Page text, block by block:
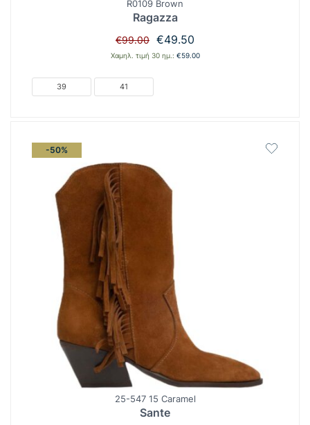
R0109 Brown
Ragazza
€99.00 Original
price
€49.50
τρέχουσα
Χαμηλ. τιμή 30 ημ.: €59.00
39 41
-50%
25-547 15 Caramel
Sante